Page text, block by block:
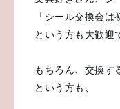
「シール交換会は
という方も大歓迎
もちろん、交換す
という方も、